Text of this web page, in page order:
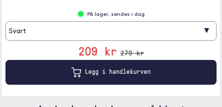
På lager, sendes i dag
Svart ▾
209 kr 279 kr
Legg i handlekurven